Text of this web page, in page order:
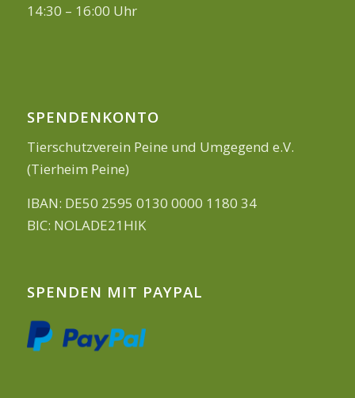
14:30 – 16:00 Uhr
SPENDENKONTO
Tierschutzverein Peine und Umgegend e.V.
(Tierheim Peine)
IBAN: DE50 2595 0130 0000 1180 34
BIC: NOLADE21HIK
SPENDEN MIT PAYPAL